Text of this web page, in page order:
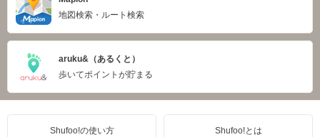
地図検索・ルート検索
aruku&（あるくと）
歩いてポイントが貯まる
Shufoo!の使い方 Shufoo!とは